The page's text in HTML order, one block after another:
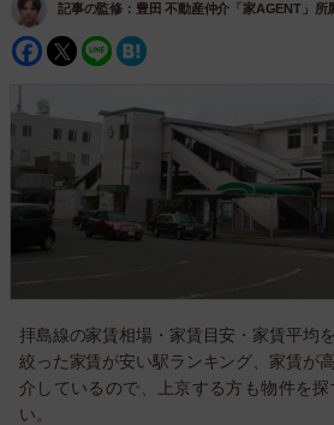
記事の監修： 豊田 不動産仲介「家AGENT」所
Facebook
Twitter
Line
拝島線の家賃相場・家賃目安・家賃平均
絞った家賃が安い駅ランキング、家賃が
介しているので、上京する方も物件を
い。